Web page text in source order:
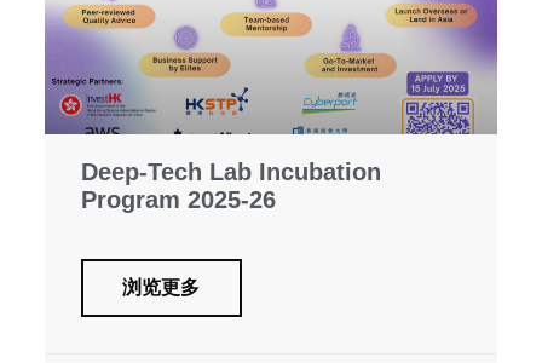
Deep-Tech Lab Incubation
Program 2025-26
浏览更多